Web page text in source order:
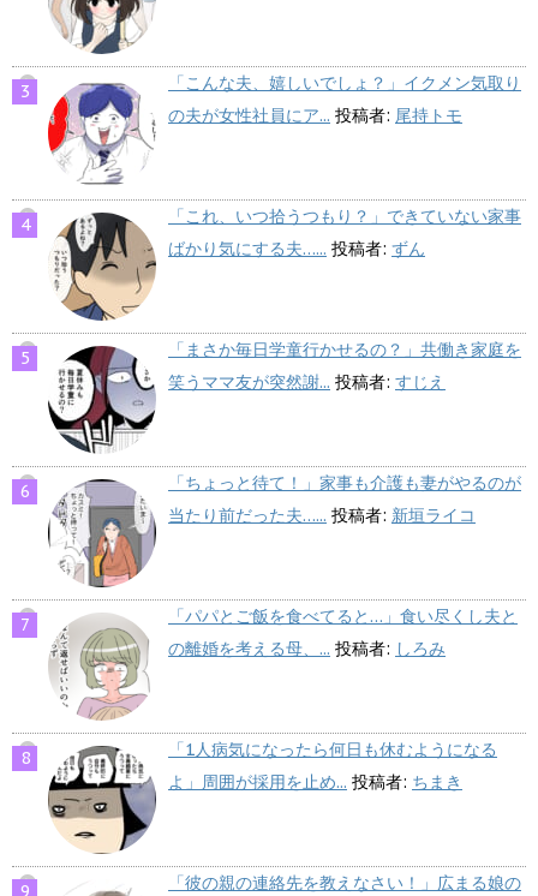
「こんな夫、嬉しいでしょ？」イクメン気取り
の夫が女性社員にア... 投稿者: 尾持トモ
「これ、いつ拾うつもり？」できていない家事
ばかり気にする夫…... 投稿者: ずん
「まさか毎日学童行かせるの？」共働き家庭を
笑うママ友が突然謝... 投稿者: すじえ
「ちょっと待て！」家事も介護も妻がやるのが
当たり前だった夫…... 投稿者: 新垣ライコ
「パパとご飯を食べてると…」食い尽くし夫と
の離婚を考える母、... 投稿者: しろみ
「1人病気になったら何日も休むようになる
よ」周囲が採用を止め... 投稿者: ちまき
「彼の親の連絡先を教えなさい！」広まる娘の